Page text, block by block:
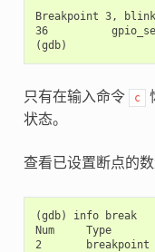
Breakpoint 3,
36
只有在输入命令 c
状态。
查看已设置断点的
(gdb) info break
Num     Type
2       breakpoint